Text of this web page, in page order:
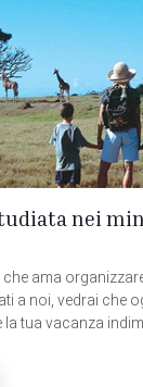
nei
ama
a noi, vedrai che
tua vacanza